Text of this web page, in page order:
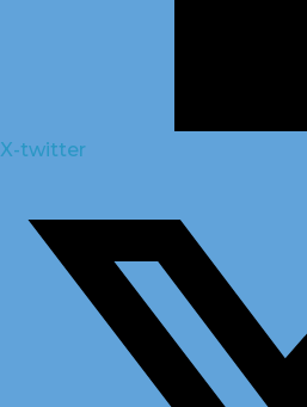
X-twitter